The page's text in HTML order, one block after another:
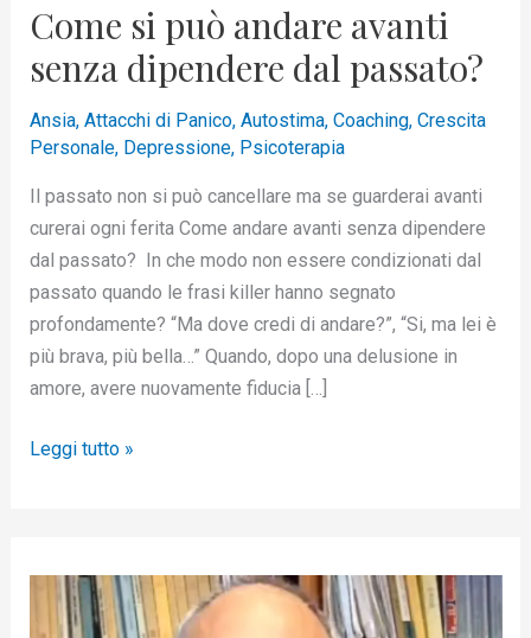
Come si può andare avanti
senza dipendere dal passato?
Ansia, Attacchi di Panico, Autostima, Coaching, Crescita
Personale, Depressione, Psicoterapia
Il passato non si può cancellare ma se guarderai avanti
curerai ogni ferita Come andare avanti senza dipendere
dal passato? In che modo non essere condizionati dal
passato quando le frasi killer hanno segnato
profondamente? “Ma dove credi di andare?”, “Si, ma lei è
più brava, più bella…” Quando, dopo una delusione in
amore, avere nuovamente fiducia […]
Leggi tutto »